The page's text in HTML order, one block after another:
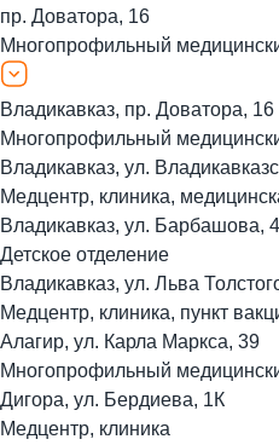
пр. Доватора, 16
Многопрофильный
Владикавказ, пр. Доватора, 16
Многопрофильный
Владикавказ, ул.
Медцентр, клиника,
Владикавказ, ул. Барбашова,
Детское отделение
Владикавказ, ул. Льва
Медцентр, клиника, пункт
Алагир, ул. Карла Маркса, 39
Многопрофильный
Дигора, ул. Бердиева, 1К
Медцентр, клиника